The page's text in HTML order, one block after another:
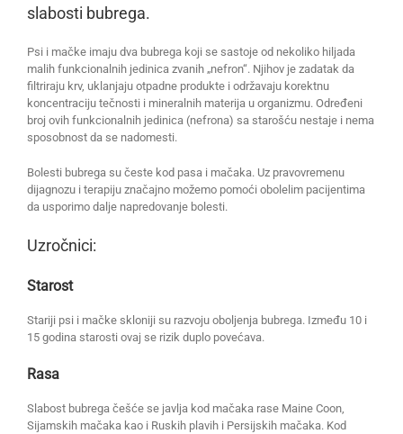
slabosti bubrega.
Psi i mačke imaju dva bubrega koji se sastoje od nekoliko hiljada
malih funkcionalnih jedinica zvanih „nefron“. Njihov je zadatak da
filtriraju krv, uklanjaju otpadne produkte i održavaju korektnu
koncentraciju tečnosti i mineralnih materija u organizmu. Određeni
broj ovih funkcionalnih jedinica (nefrona) sa starošću nestaje i nema
sposobnost da se nadomesti.
Bolesti bubrega su česte kod pasa i mačaka. Uz pravovremenu
dijagnozu i terapiju značajno možemo pomoći obolelim pacijentima
da usporimo dalje napredovanje bolesti.
Uzročnici:
Starost
Stariji psi i mačke skloniji su razvoju oboljenja bubrega. Između 10 i
15 godina starosti ovaj se rizik duplo povećava.
Rasa
Slabost bubrega češće se javlja kod mačaka rase Maine Coon,
Sijamskih mačaka kao i Ruskih plavih i Persijskih mačaka. Kod